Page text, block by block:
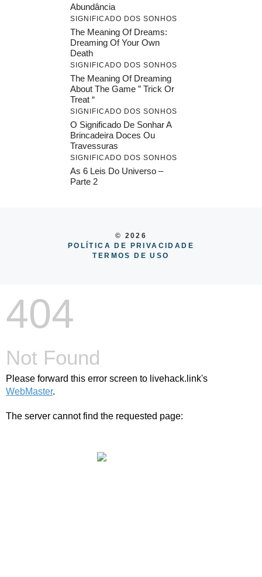
Abundância
SIGNIFICADO DOS SONHOS
The Meaning Of Dreams:
Dreaming Of Your Own
Death
SIGNIFICADO DOS SONHOS
The Meaning Of Dreaming
About The Game ” Trick Or
Treat “
SIGNIFICADO DOS SONHOS
O Significado De Sonhar A
Brincadeira Doces Ou
Travessuras
SIGNIFICADO DOS SONHOS
As 6 Leis Do Universo –
Parte 2
© 2026
POLÍTICA DE PRIVACIDADE
TERMOS DE USO
404
Not Found
Please forward this error screen to livehack.link's
WebMaster.
The server cannot find the requested page: